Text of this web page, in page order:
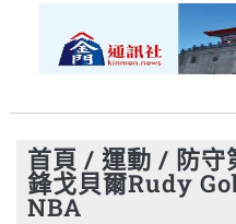
首頁 / 運動 / 防守
鋒戈貝爾Rudy
NBA